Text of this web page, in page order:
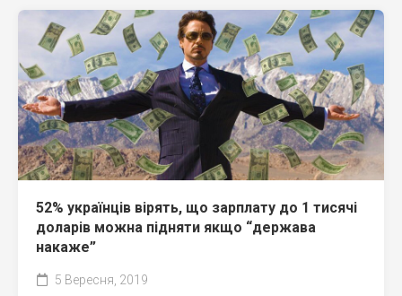
52% українців вірять, що зарплату до 1 тисячі
доларів можна підняти якщо “держава
накаже”
5 Вересня, 2019